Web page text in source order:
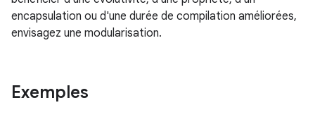
encapsulation ou d'une durée de compilation améliorées,
envisagez une modularisation.
Exemples